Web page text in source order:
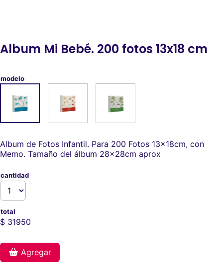
Album Mi Bebé. 200 fotos 13x18 cm
modelo
Album de Fotos Infantil. Para 200 Fotos 13x18cm, con
Memo. Tamaño del álbum 28x28cm aprox
cantidad
total
$ 31950
Agregar